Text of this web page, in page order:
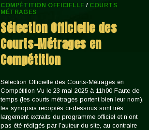
COMPÉTITION OFFICIELLE / COURTS
MÉTRAGES
Sélection Officielle des
Courts-Métrages en
Compétition
Sélection Officielle des Courts-Métrages en
Compétition Vu le 23 mai 2025 à 11h00 Faute de
temps (les courts métrages portent bien leur nom),
les synopsis recopiés ci-dessous sont très
largement extraits du programme officiel et n’ont
pas été rédigés par l’auteur du site, au contraire